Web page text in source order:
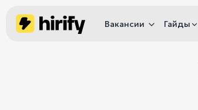
Вакансии Гайды